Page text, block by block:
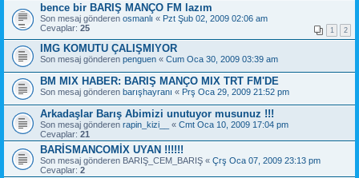
bence bir BARIŞ MANÇO FM lazım
Son mesaj gönderen osmanlı « Pzt Şub 02, 2009 02:06 am
Cevaplar: 25 1 2
IMG KOMUTU ÇALIŞMIYOR
Son mesaj gönderen penguen « Cum Oca 30, 2009 03:39 am
BM MIX HABER: BARIŞ MANÇO MIX TRT FM'DE
Son mesaj gönderen barışhayranı « Prş Oca 29, 2009 21:52 pm
Arkadaşlar Barış Abimizi unutuyor musunuz !!!
Son mesaj gönderen rapin_kizi__ « Cmt Oca 10, 2009 17:04 pm
Cevaplar: 21
BARİSMANCOMİX UYAN !!!!!!
Son mesaj gönderen BARIŞ_CEM_BARIŞ « Çrş Oca 07, 2009 23:13 pm
Cevaplar: 2